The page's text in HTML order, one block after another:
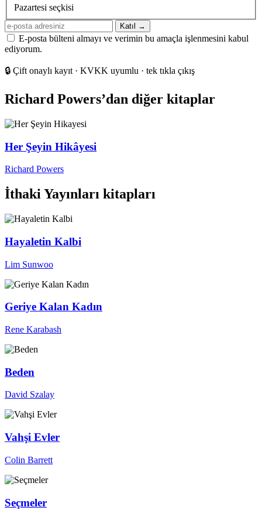
Pazartesi seçkisi
E-
posta
adresiniz
Katıl →
E-posta bülteni almayı ve verimin bu amaçla işlenmesini kabul
ediyorum.
🔒 Çift onaylı kayıt · KVKK uyumlu · tek tıkla çıkış
Richard Powers’dan diğer kitaplar
Her Şeyin Hikâyesi
Richard Powers
İthaki Yayınları kitapları
Hayaletin Kalbi
Lim Sunwoo
Geriye Kalan Kadın
Rene Karabash
Beden
David Szalay
Vahşi Evler
Colin Barrett
Seçmeler